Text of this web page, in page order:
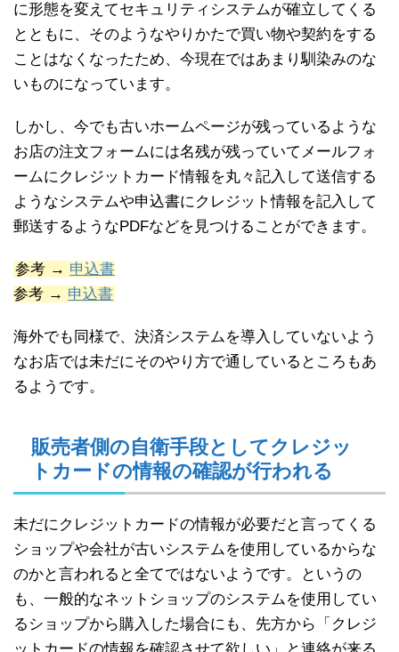
に形態を変えてセキュリティシステムが確立してくる
とともに、そのようなやりかたで買い物や契約をする
ことはなくなったため、今現在ではあまり馴染みのな
いものになっています。
しかし、今でも古いホームページが残っているような
お店の注文フォームには名残が残っていてメールフォ
ームにクレジットカード情報を丸々記入して送信する
ようなシステムや申込書にクレジット情報を記入して
郵送するようなPDFなどを見つけることができます。
参考 → 申込書
参考 → 申込書
海外でも同様で、決済システムを導入していないよう
なお店では未だにそのやり方で通しているところもあ
るようです。
販売者側の自衛手段としてクレジッ
トカードの情報の確認が行われる
未だにクレジットカードの情報が必要だと言ってくる
ショップや会社が古いシステムを使用しているからな
のかと言われると全てではないようです。というの
も、一般的なネットショップのシステムを使用してい
るショップから購入した場合にも、先方から「クレジ